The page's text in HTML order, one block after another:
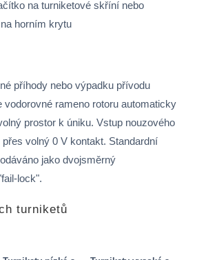
na turniketové skříní nebo
horním krytu
příhody nebo výpadku přívodu
vodorovné rameno rotoru automaticky
prostor k úniku. Vstup nouzového
volný 0 V kontakt. Standardní
jako dvojsměrný
lock".
turniketů